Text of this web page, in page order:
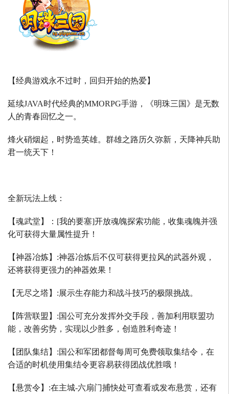
【经典游戏永不过时，回归开始的热爱】
延续JAVA时代经典的MMORPG手游，《明珠三国》是无数
人的青春回忆之一。
烽火硝烟起，时势造英雄。群雄之路历久弥新，天降神兵助
君一统天下！
全新玩法上线：
【魂武堂】： [我的要塞]开放魂魄探索功能，收集魂魄并强
化可获得大量属性提升！
【神器冶炼】 :神器冶炼后不仅可获得更拉风的武器外观，
还将获得更强力的神器效果！
【无尽之塔】 :展示生存能力和战斗技巧的极限挑战。
【阵营联盟】 :国公可充分发挥外交手段，善加利用联盟功
能，改善劣势，实现以少胜多，创造胜利奇迹！
【团队集结】 :国公和军团都督每周可免费领取集结令，在
合适的时机使用集结令更容易获得团战优胜哦！
【悬赏令】 :在主城-六扇门捕快处可查看或发布悬赏，还有